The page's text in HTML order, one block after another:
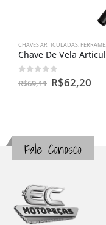
CHAVES ARTICULADAS, FERRAMENTAS ESPECIAIS
out of 5
R$69,11 R$62,20
Fale Conosco